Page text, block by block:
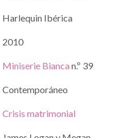
Harlequin Ibérica
2010
Miniserie Bianca n.º 39
Contemporáneo
Crisis matrimonial